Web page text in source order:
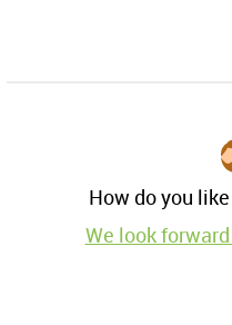
How do you
We look